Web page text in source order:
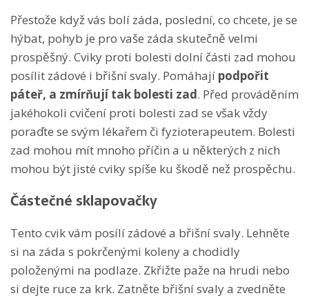
Přestože když vás bolí záda, poslední, co chcete, je se
hýbat, pohyb je pro vaše záda skutečně velmi
prospěšný. Cviky proti bolesti dolní části zad mohou
posílit zádové i břišní svaly. Pomáhají podpořit
páteř, a zmírňují tak bolesti zad. Před prováděním
jakéhokoli cvičení proti bolesti zad se však vždy
poraďte se svým lékařem či fyzioterapeutem. Bolesti
zad mohou mít mnoho příčin a u některých z nich
mohou být jisté cviky spíše ku škodě než prospěchu.
Částečné sklapovačky
Tento cvik vám posílí zádové a břišní svaly. Lehněte
si na záda s pokrčenými koleny a chodidly
položenými na podlaze. Zkřižte paže na hrudi nebo
si dejte ruce za krk. Zatněte břišní svaly a zvedněte